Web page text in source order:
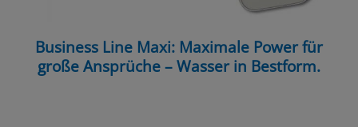
Business Line Maxi: Maximale Power für
große Ansprüche – Wasser in Bestform.